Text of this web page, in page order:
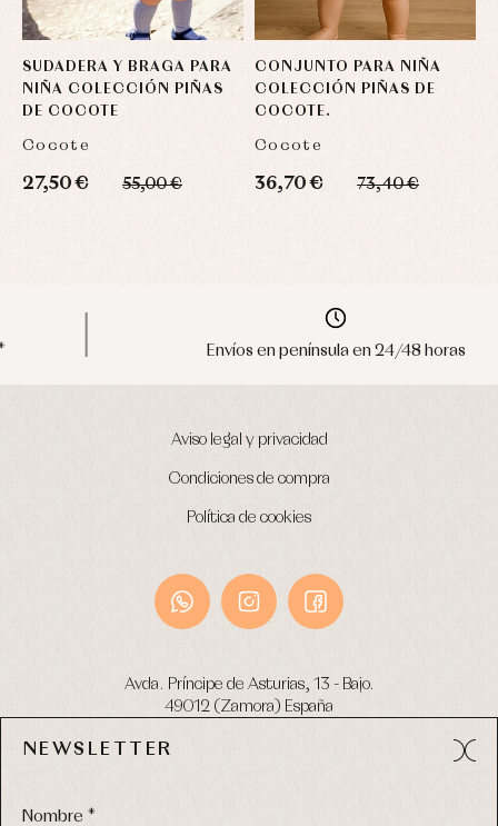
SUDADERA Y BRAGA PARA
NIÑA COLECCIÓN PIÑAS
DE COCOTE
Cocote
27,50 € 55,00 €
CONJUNTO PARA NIÑA
COLECCIÓN PIÑAS DE
COCOTE.
Cocote
36,70 € 73,40 €
Envíos en península en 24/48 horas
Aviso legal y privacidad
Condiciones de compra
Política de cookies
Avda. Príncipe de Asturias, 13 - Bajo.
49012 (Zamora) España
Tel: 980 049 683
NEWSLETTER
Nombre *